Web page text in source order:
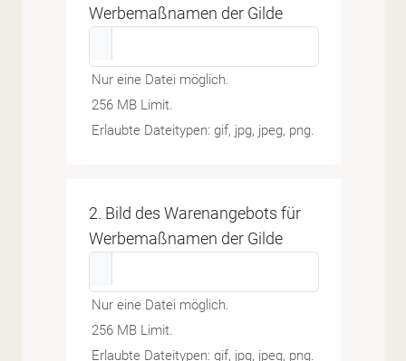
Werbemaßnamen der Gilde
Nur eine Datei möglich.
256 MB Limit.
Erlaubte Dateitypen: gif, jpg, jpeg, png.
2. Bild des Warenangebots für
Werbemaßnamen der Gilde
Nur eine Datei möglich.
256 MB Limit.
Erlaubte Dateitypen: gif, jpg, jpeg, png.